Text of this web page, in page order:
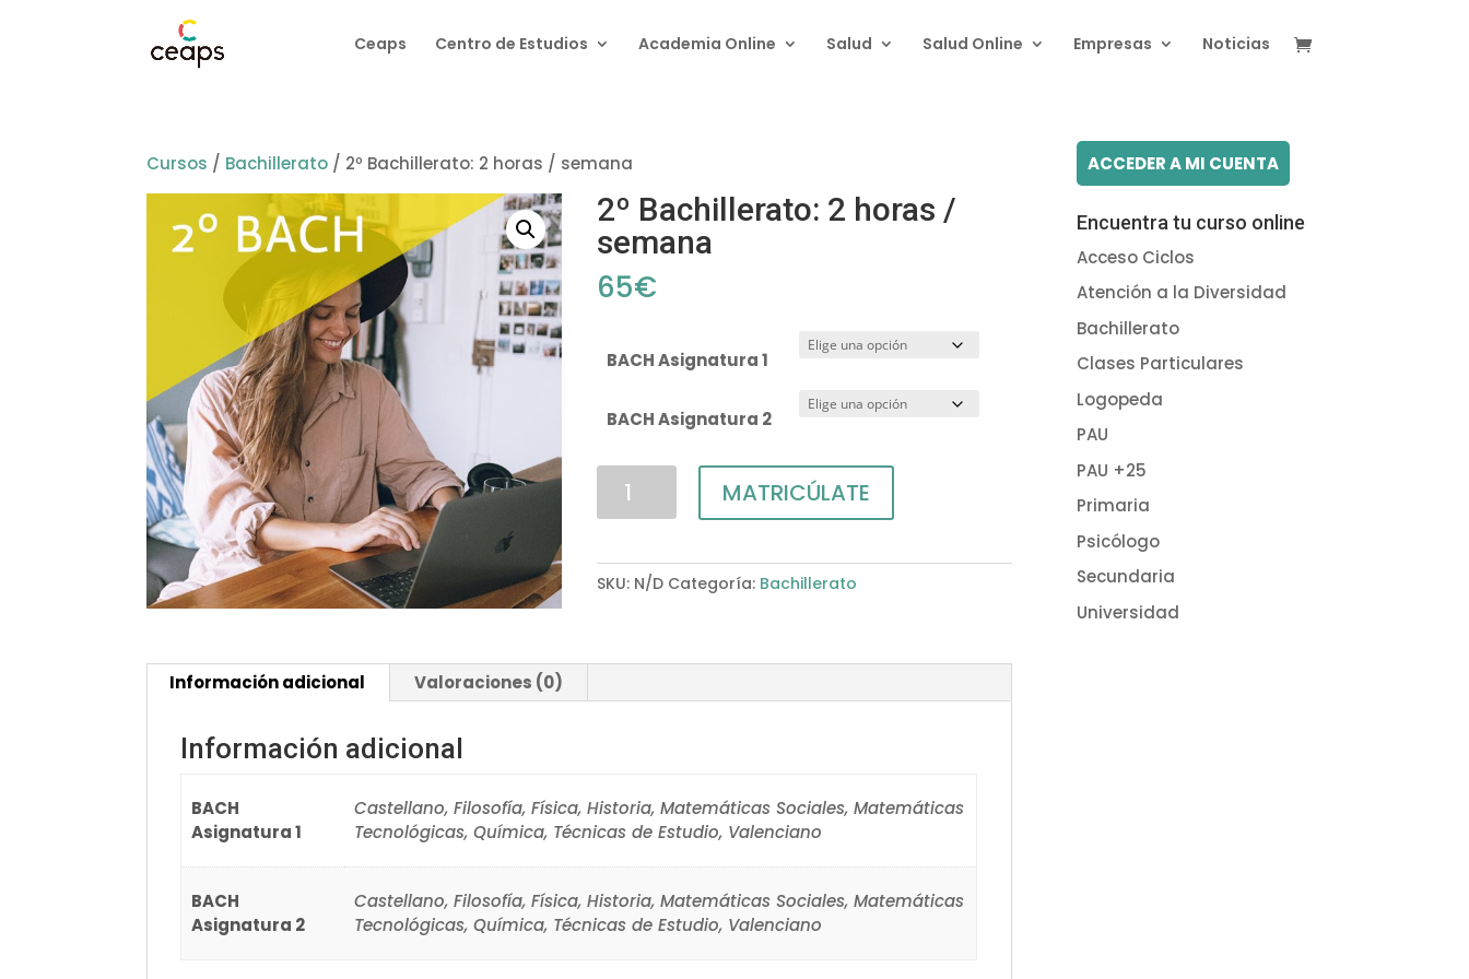
Ceaps Centro de Estudios Academia Online Salud Salud Online Empresas Noticias
Cursos / Bachillerato / 2º Bachillerato: 2 horas / semana
2º Bachillerato: 2 horas /
semana
65€
BACH Asignatura 1
BACH Asignatura 2
Bachillerato:
horas
/
MATRICÚLATE
SKU: N/D Categoría: Bachillerato
Información adicional Valoraciones (0)
Información adicional
BACH
Asignatura 1
Castellano, Filosofía, Física, Historia, Matemáticas Sociales, Matemáticas
Tecnológicas, Química, Técnicas de Estudio, Valenciano
BACH
Asignatura 2
Castellano, Filosofía, Física, Historia, Matemáticas Sociales, Matemáticas
Tecnológicas, Química, Técnicas de Estudio, Valenciano
ACCEDER A MI CUENTA
Encuentra tu curso online
Acceso Ciclos
Atención a la Diversidad
Bachillerato
Clases Particulares
Logopeda
PAU
PAU +25
Primaria
Psicólogo
Secundaria
Universidad